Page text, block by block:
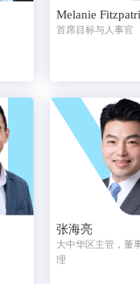
Melanie
首席目标与人事官
张海亮
大中华区主管，董
理